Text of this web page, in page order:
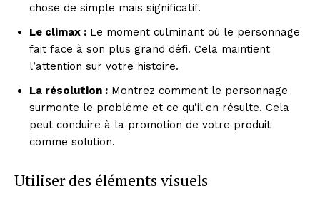
chose de simple mais significatif.
Le climax : Le moment culminant où le personnage
fait face à son plus grand défi. Cela maintient
l’attention sur votre histoire.
La résolution : Montrez comment le personnage
surmonte le problème et ce qu’il en résulte. Cela
peut conduire à la promotion de votre produit
comme solution.
Utiliser des éléments visuels